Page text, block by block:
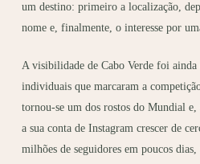
um destino: primeiro a localização,
nome e, finalmente, o interesse por
A visibilidade de Cabo Verde foi ainda
individuais que marcaram a
tornou-se um dos rostos do Mundial e,
a sua conta de Instagram crescer de
milhões de seguidores em poucos